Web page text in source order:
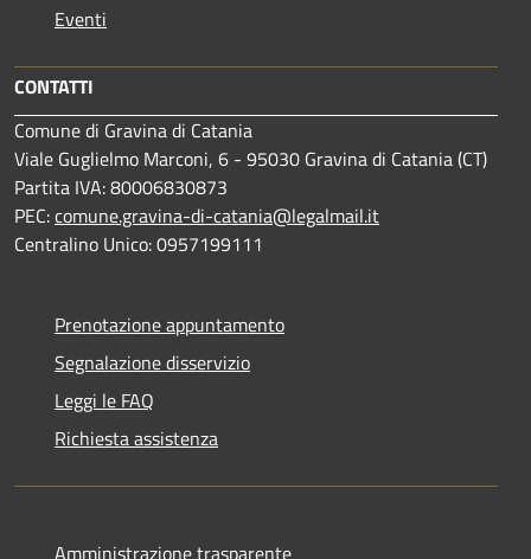
Eventi
CONTATTI
Comune di Gravina di Catania
Viale Guglielmo Marconi, 6 - 95030 Gravina di Catania (CT)
Partita IVA: 80006830873
PEC:comune.gravina-di-catania@legalmail.it
Centralino Unico: 0957199111
Prenotazione appuntamento
Segnalazione disservizio
Leggi le FAQ
Richiesta assistenza
Amministrazione trasparente